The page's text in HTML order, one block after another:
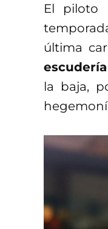
El piloto
última
la baja,